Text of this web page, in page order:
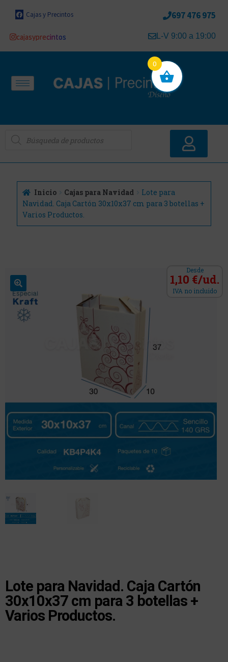
Cajas y Precintos
cajasyprecintos
697 476 975
L-V 9:00 a 19:00
Inicio Cajas para Navidad
Lote para
Navidad. Caja Cartón 30x10x37 cm para 3 botellas +
Varios Productos.
Desde
1,10 €/ud.
IVA no incluido
Lote para Navidad. Caja Cartón
30x10x37 cm para 3 botellas +
Varios Productos.
0